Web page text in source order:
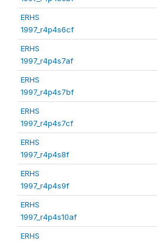
ERHS
1997_r4p4s6cf
ERHS
1997_r4p4s7af
ERHS
1997_r4p4s7bf
ERHS
1997_r4p4s7cf
ERHS
1997_r4p4s8f
ERHS
1997_r4p4s9f
ERHS
1997_r4p4s10af
ERHS